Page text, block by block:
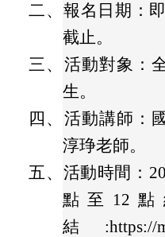
二、 報名日期：
截止。
三、 活動對象：
生。
四、 活動講師：
淳琤老師。
五、 活動時間：
點至12
結:https://